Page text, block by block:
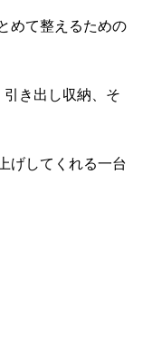
めて整えるための
き出し収納、そ
げしてくれる一台